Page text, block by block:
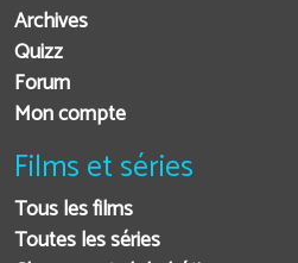
Archives
Quizz
Forum
Mon compte
Films et séries
Tous les films
Toutes les séries